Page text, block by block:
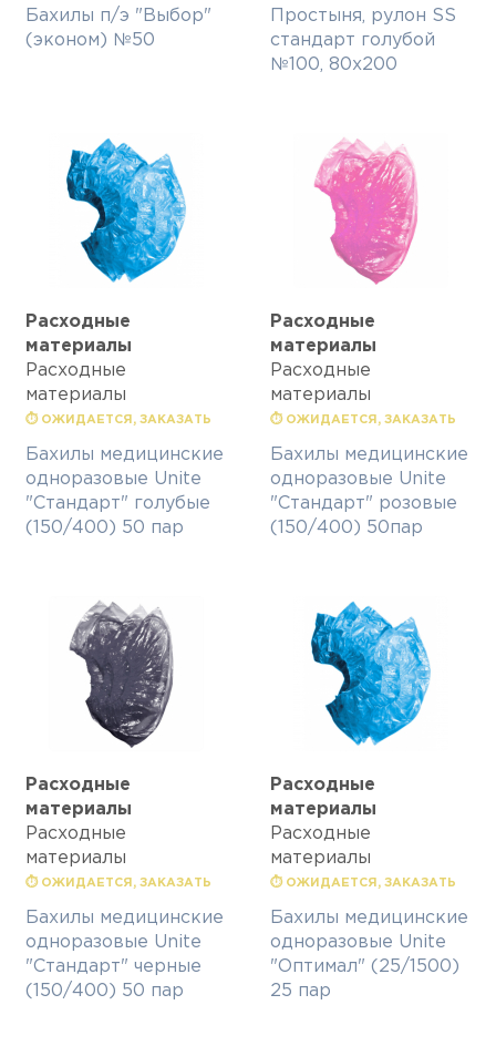
Бахилы п/э "Выбор"
(эконом) №50
Простыня, рулон SS
стандарт голубой
№100, 80х200
Расходные
материалы
Расходные
материалы
⏱ ОЖИДАЕТСЯ, ЗАКАЗАТЬ
Бахилы медицинские
одноразовые Unite
"Стандарт" голубые
(150/400) 50 пар
Расходные
материалы
Расходные
материалы
⏱ ОЖИДАЕТСЯ, ЗАКАЗАТЬ
Бахилы медицинские
одноразовые Unite
"Стандарт" розовые
(150/400) 50пар
Расходные
материалы
Расходные
материалы
⏱ ОЖИДАЕТСЯ, ЗАКАЗАТЬ
Бахилы медицинские
одноразовые Unite
"Стандарт" черные
(150/400) 50 пар
Расходные
материалы
Расходные
материалы
⏱ ОЖИДАЕТСЯ, ЗАКАЗАТЬ
Бахилы медицинские
одноразовые Unite
"Оптимал" (25/1500)
25 пар